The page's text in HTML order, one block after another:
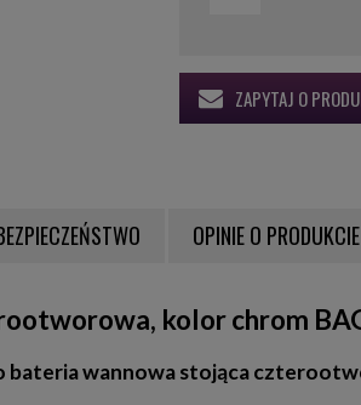
ZAPYTAJ O
OPINIE O
kolor chrom
bateria wannowa stojąca